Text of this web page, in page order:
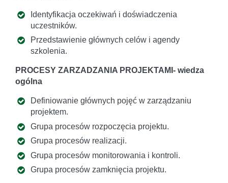
Identyfikacja oczekiwań i doświadczenia
uczestników.
Przedstawienie głównych celów i agendy
szkolenia.
PROCESY ZARZADZANIA PROJEKTAMI- wiedza
ogólna
Definiowanie głównych pojęć w zarządzaniu
projektem.
Grupa procesów rozpoczęcia projektu.
Grupa procesów realizacji.
Grupa procesów monitorowania i kontroli.
Grupa procesów zamknięcia projektu.